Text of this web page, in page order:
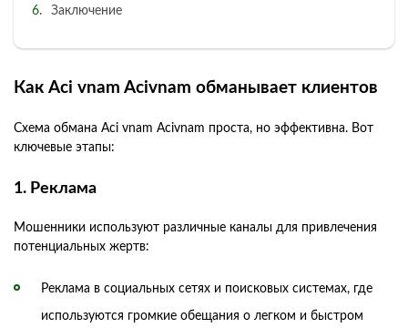
Заключение
Как Aci vnam Acivnam обманывает клиентов
Схема обмана Aci vnam Acivnam проста, но эффективна. Вот
ключевые этапы:
1. Реклама
Мошенники используют различные каналы для привлечения
потенциальных жертв:
Реклама в социальных сетях и поисковых системах, где
используются громкие обещания о легком и быстром